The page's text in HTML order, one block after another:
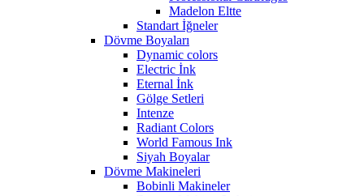
Madelon Eltte
Standart İğneler
Dövme Boyaları
Dynamic colors
Electric İnk
Eternal İnk
Gölge Setleri
Intenze
Radiant Colors
World Famous Ink
Siyah Boyalar
Dövme Makineleri
Bobinli Makineler